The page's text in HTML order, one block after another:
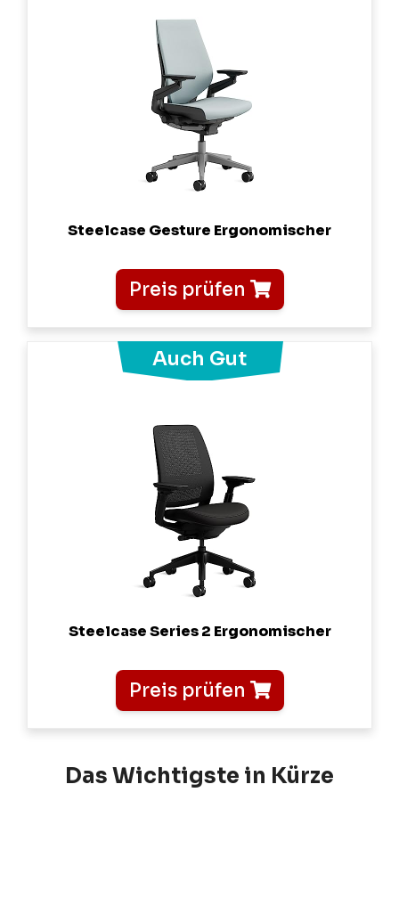
Steelcase Gesture Ergonomischer
Preis prüfen
Steelcase Series 2 Ergonomischer
Preis prüfen
Das Wichtigste in Kürze